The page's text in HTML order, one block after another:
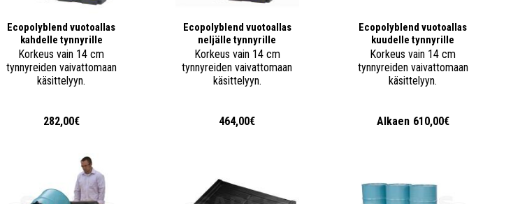
Ecopolyblend vuotoallas
kahdelle tynnyrille
Korkeus vain 14 cm
tynnyreiden vaivattomaan
käsittelyyn.
282,00€
Ecopolyblend vuotoallas
neljälle tynnyrille
Korkeus vain 14 cm
tynnyreiden vaivattomaan
käsittelyyn.
464,00€
Ecopolyblend vuotoallas
kuudelle tynnyrille
Korkeus vain 14 cm
tynnyreiden vaivattomaan
käsittelyyn.
Alkaen 610,00€